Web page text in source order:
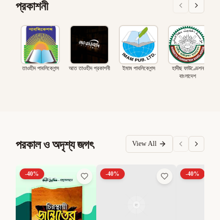
প্রকাশনী
তাওহীদ পাবলিকেশন্স আত তাওহীদ প্রকাশনী ইমাম পাবলিকেশন্স
হাদীছ ফাউণ্ডেশন
বাংলাদেশ
পরকাল ও অদৃশ্য জগৎ View All
-40% -40% -40%